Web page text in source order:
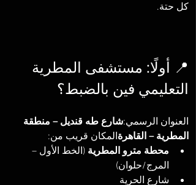
كل حتة.
📍 أولًا: مستشفى المطرية
التعليمي فين بالضبط؟
العنوان الرسمي:شارع طه قنديل – منطقة
المطرية – القاهرةالمكان قريب من:
محطة مترو المطرية (الخط الأول –
المرج/حلوان)
شارع الحرية